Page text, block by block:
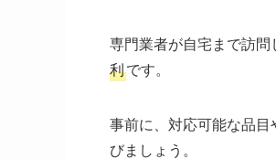
専門業者が自宅まで訪問
利です。
事前に、対応可能な品
びましょう。